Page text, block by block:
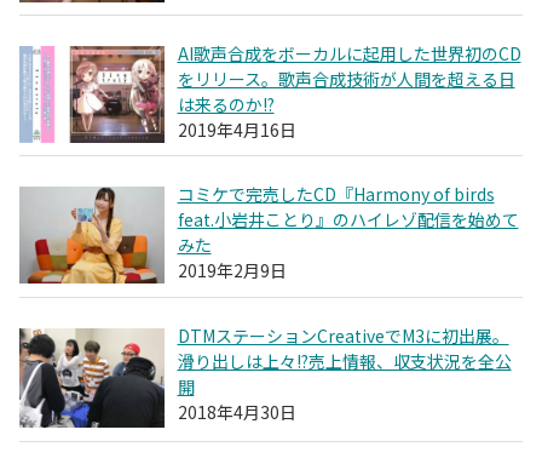
AI歌声合成をボーカルに起用した世界初のCD
をリリース。歌声合成技術が人間を超える日
は来るのか!?
2019年4月16日
コミケで完売したCD『Harmony of birds
feat.小岩井ことり』のハイレゾ配信を始めて
みた
2019年2月9日
DTMステーションCreativeでM3に初出展。
滑り出しは上々!?売上情報、収支状況を全公
開
2018年4月30日